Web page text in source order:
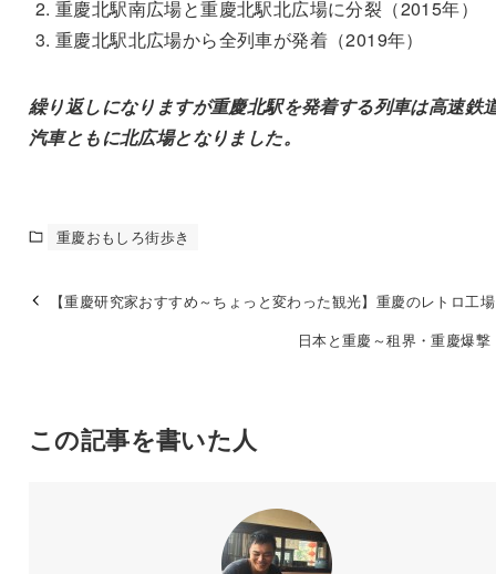
重慶北駅南広場と重慶北駅北広場に分裂（2015年）
重慶北駅北広場から全列車が発着（2019年）
繰り返しになりますが重慶北駅を発着する列車は高速鉄
汽車ともに北広場となりました。
重慶おもしろ街歩き
【重慶研究家おすすめ～ちょっと変わった観光】重慶のレトロ工
日本と重慶～租界・重慶爆撃
この記事を書いた人